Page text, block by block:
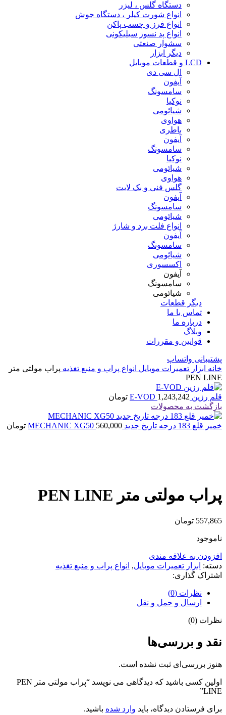
دستگاه گلس ، لیزر
انواع شورت کیلر ، دستگاه جوش
انواع فرز و چسب پاکن
انواع پد نسوز سیلیکونی
سشوار صنعتی
دیگر ابزار
LCD و قطعات موبایل
ال سی دی
آیفون
سامسونگ
نوکیا
شیائومی
هواوی
باطری
آیفون
سامسونگ
نوکیا
شیائومی
هواوی
گلس فنی و بک لایت
آیفون
سامسونگ
شیائومی
انواع فلت برد و شارژ
آیفون
سامسونگ
شیائومی
اکسسوری
آیفون
سامسونگ
شیائومی
دیگر قطعات
تماس با ما
درباره ما
وبلاگ
قوانین و مقررات
پشتیبانی واتساپ
خانه ابزار تعمیرات موبایل انواع پراب و منبع تغذیه پراب مولتی متر
PEN LINE
قلم رزین E-VOD 1,243,242
تومان
بازگشت به محصولات
خمیر قلع 183 درجه تاریخ جدید MECHANIC XG50 560,000
تومان
پراب مولتی متر PEN LINE
557,865 تومان
ناموجود
افزودن به علاقه مندی
دسته: ابزار تعمیرات موبایل, انواع پراب و منبع تغذیه
اشتراک گذاری:
نظرات (0)
ارسال و حمل و نقل
نظرات (0)
نقد و بررسی‌ها
هنوز بررسی‌ای ثبت نشده است.
اولین کسی باشید که دیدگاهی می نویسد “پراب مولتی متر PEN
LINE”
برای فرستادن دیدگاه، باید وارد شده باشید.